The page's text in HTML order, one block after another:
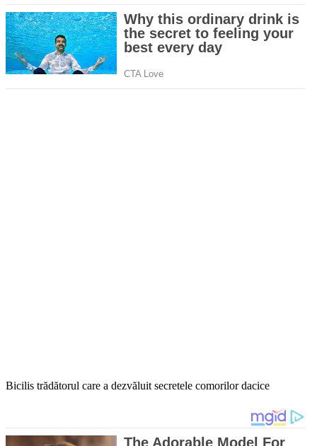
Bicilis trădătorul care a dezvăluit secretele comorilor dacice